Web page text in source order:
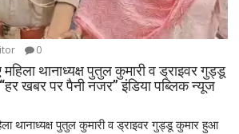
0
थानाध्यक्ष पुतुल कुमारी व ड्राइवर गुड्डू
खबर पर पैनी नजर” इंडिया पब्लिक न्यूज
थानाध्यक्ष पुतुल कुमारी व ड्राइवर गुड्डू कुमार हुआ